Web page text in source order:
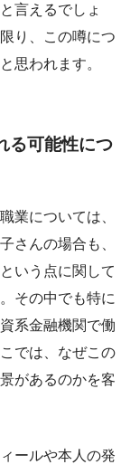
言えるでしょ
り、この噂につ
思われます。
る可能性につ
業については、
さんの場合も、
いう点に関して
その中でも特に
系金融機関で働
では、なぜこの
があるのかを客
ールや本人の発